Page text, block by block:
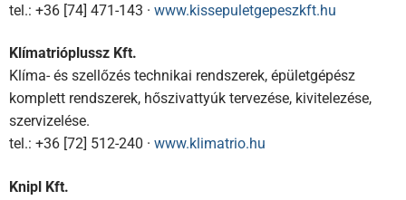
tel.: +36 [74] 471-143 · www.kissepuletgepeszkft.hu
Klímatrióplussz Kft.
Klíma- és szellőzés technikai rendszerek, épületgépész
komplett rendszerek, hőszivattyúk tervezése, kivitelezése,
szervizelése.
tel.: +36 [72] 512-240 · www.klimatrio.hu
Knipl Kft.